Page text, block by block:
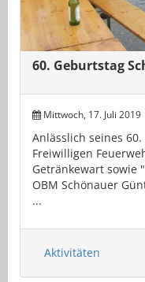
60. Geburtstag
Mittwoch, 17. Juli 2019
Anlässlich seines
Freiwilligen
Getränkewart sowie
OBM Schönauer
...
Aktivitäten